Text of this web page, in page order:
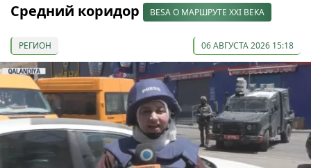
Средний коридор
BESA О МАРШРУТЕ XXI ВЕКА
РЕГИОН 06 АВГУСТА 2026 15:18